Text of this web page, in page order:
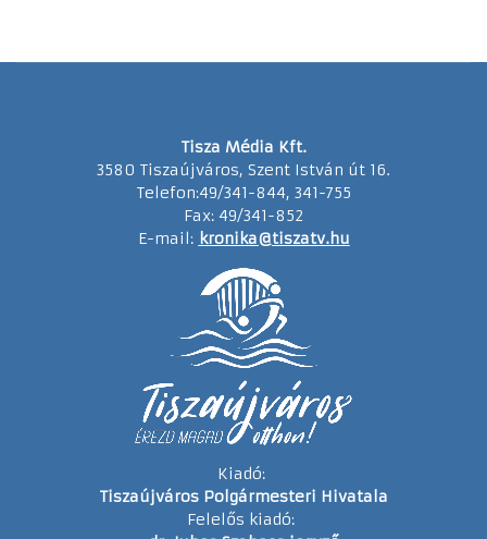
Tisza Média Kft.
3580 Tiszaújváros, Szent István út 16.
Telefon:49/341-844, 341-755
Fax: 49/341-852
E-mail: kronika@tiszatv.hu
Kiadó:
Tiszaújváros Polgármesteri Hivatala
Felelős kiadó: